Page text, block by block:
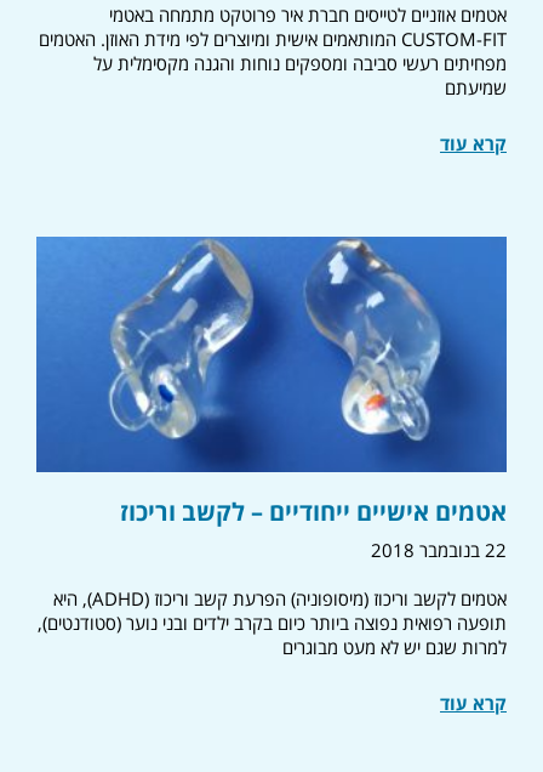
אטמים אוזניים לטייסים חברת איר פרוטקט מתמחה באטמי
CUSTOM-FIT המותאמים אישית ומיוצרים לפי מידת האוזן. האטמים
מפחיתים רעשי סביבה ומספקים נוחות והגנה מקסימלית על
שמיעתם
קרא עוד
אטמים אישיים ייחודיים – לקשב וריכוז
22 בנובמבר 2018
אטמים לקשב וריכוז (מיסופוניה) הפרעת קשב וריכוז (ADHD), היא
תופעה רפואית נפוצה ביותר כיום בקרב ילדים ובני נוער (סטודנטים),
למרות שגם יש לא מעט מבוגרים
קרא עוד